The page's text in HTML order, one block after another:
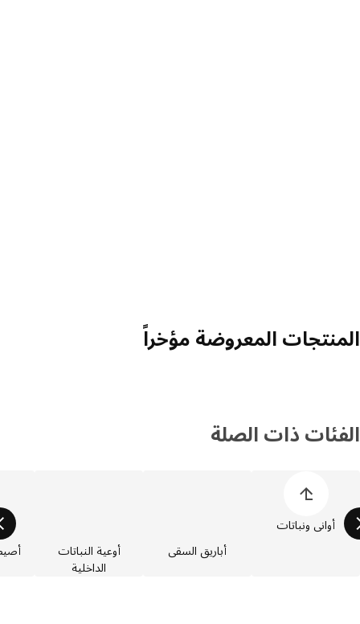
المعروضة مؤخراً
ذات الصلة
أواني ونباتات
أباريق السقي
أوعية النباتات
الداخلية
أصيص